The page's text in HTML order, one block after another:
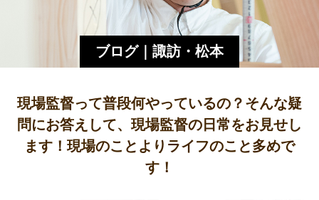
ブログ｜諏訪・松本
家づくりの楽しさ
現場監督って普段何やっているの？そんな疑
問にお答えして、現場監督の日常をお見せし
ます！現場のことよりライフのこと多めで
す！